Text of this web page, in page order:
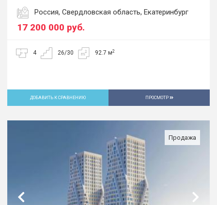
Россия, Свердловская область, Екатеринбург
17 200 000 руб.
4 26/30 92.7 м2
ДОБАВИТЬ К СРАВНЕНИЮ ПРОСМОТР
Продажа